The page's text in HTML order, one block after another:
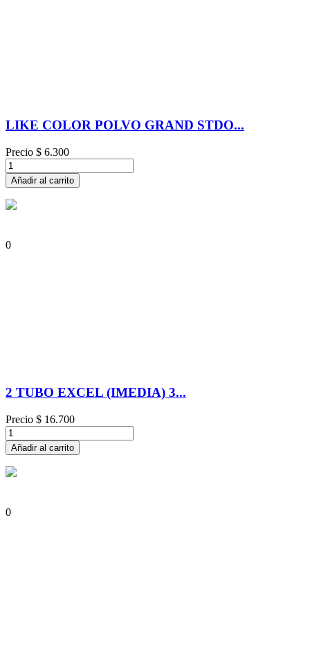
LIKE COLOR POLVO GRAND STDO...
Precio $ 6.300
Añadir al carrito
0
2 TUBO EXCEL (IMEDIA) 3...
Precio $ 16.700
Añadir al carrito
0